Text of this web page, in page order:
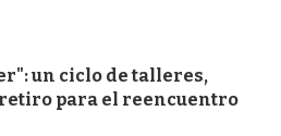
un ciclo de talleres,
para el reencuentro